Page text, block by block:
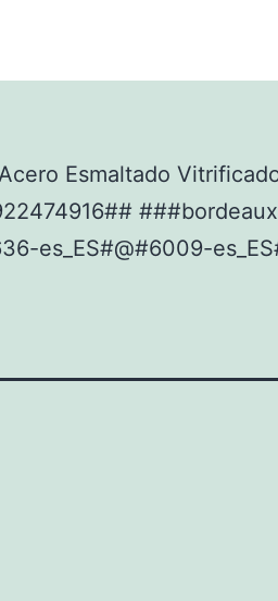
Esmaltado
es_ES#@#6009-